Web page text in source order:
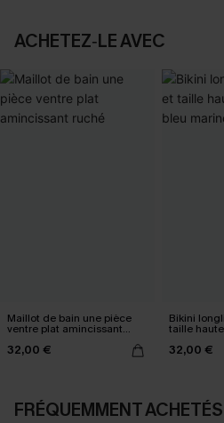
ACHETEZ‑LE AVEC
Maillot de bain une pièce
ventre plat amincissant
32,00 €
Bikini
taille
32,00 €
FRÉQUEMMENT